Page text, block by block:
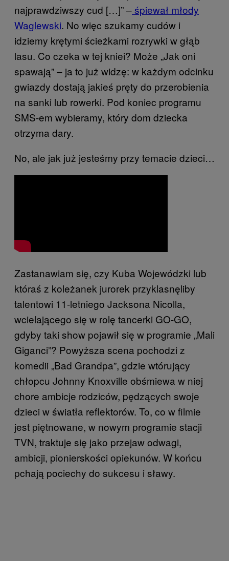
najprawdziwszy cud […]” –śpiewał młody
Waglewski. No więc szukamy cudów i
idziemy krętymi ścieżkami rozrywki w głąb
lasu. Co czeka w tej kniei? Może „Jak oni
spawają” – ja to już widzę: w każdym odcinku
gwiazdy dostają jakieś pręty do przerobienia
na sanki lub rowerki. Pod koniec programu
SMS-em wybieramy, który dom dziecka
otrzyma dary.
No, ale jak już jesteśmy przy temacie dzieci…
Zastanawiam się, czy Kuba Wojewódzki lub
któraś z koleżanek jurorek przyklasnęliby
talentowi 11-letniego Jacksona Nicolla,
wcielającego się w rolę tancerki GO-GO,
gdyby taki show pojawił się w programie „Mali
Giganci”? Powyższa scena pochodzi z
komedii „Bad Grandpa”, gdzie wtórujący
chłopcu Johnny Knoxville obśmiewa w niej
chore ambicje rodziców, pędzących swoje
dzieci w światła reflektorów. To, co w filmie
jest piętnowane, w nowym programie stacji
TVN, traktuje się jako przejaw odwagi,
ambicji, pionierskości opiekunów. W końcu
pchają pociechy do sukcesu i sławy.